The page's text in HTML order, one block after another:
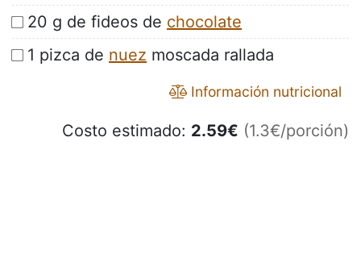
20 g de fideos de chocolate
1 pizca de nuez moscada rallada
Información nutricional
Costo estimado: 2.59€ (1.3€/porción)